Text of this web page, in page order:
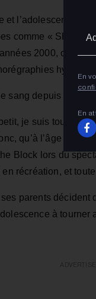
et l’adolescence de
comme « Shook »
2000,
sang depuis bien
je suis toujours
qu’à l’âge de
Block lors du
récréation, et
parents décident
à tourner
En
En